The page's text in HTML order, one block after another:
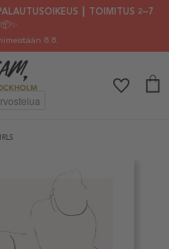
┃ TOIMITUS 2–7
8.8.